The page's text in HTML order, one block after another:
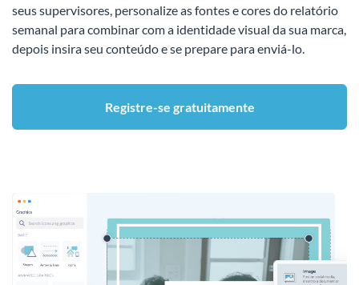
seus supervisores, personalize as fontes e cores do relatório
semanal para combinar com a identidade visual da sua marca,
depois insira seu conteúdo e se prepare para enviá-lo.
Registre-se gratuitamente